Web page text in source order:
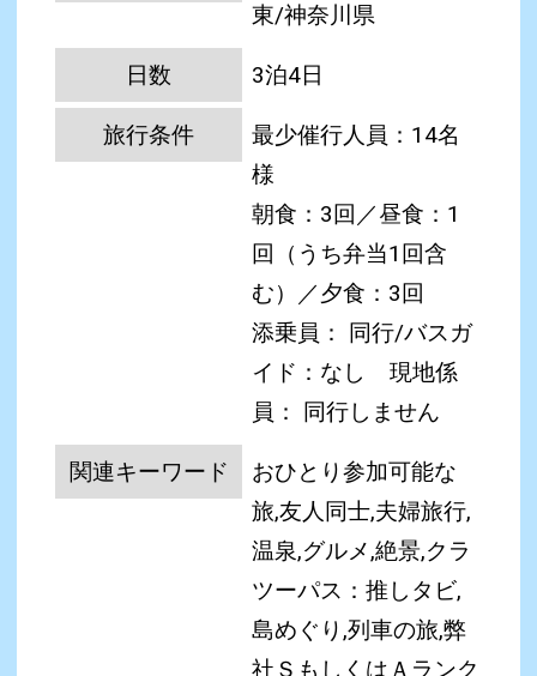
東/神奈川県
日数 3泊4日
旅行条件
最少催行人員：14名
様
朝食：3回／昼食：1
回（うち弁当1回含
む）／夕食：3回
添乗員： 同行/バスガ
イド：なし
現地係
員： 同行しません
関連キーワード
おひとり参加可能な
旅,友人同士,夫婦旅行,
温泉,グルメ,絶景,クラ
ツーパス：推しタビ,
島めぐり,列車の旅,弊
社ＳもしくはＡランク